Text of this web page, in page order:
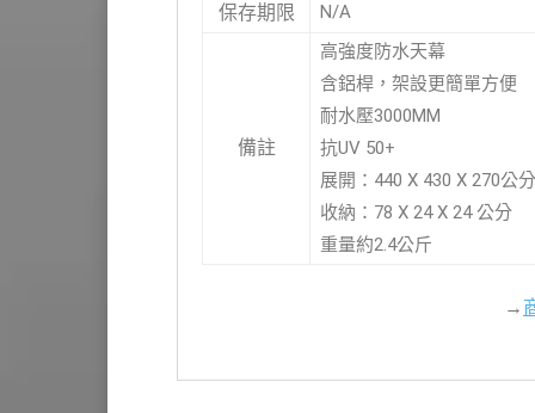
保存期限 N/A
備註
高強度防水天幕
含鋁桿，架設更簡單方便
耐水壓3000MM
抗UV 50+
展開：440 X 430 X 270公分
收納：78 X 24 X 24 公分
重量約2.4公斤
→